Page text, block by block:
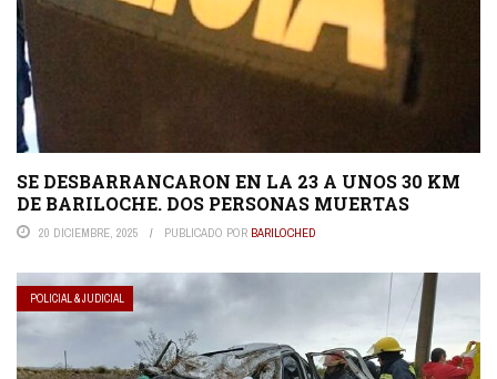
SE DESBARRANCARON EN LA 23 A UNOS 30 KM
DE BARILOCHE. DOS PERSONAS MUERTAS
20 DICIEMBRE, 2025 PUBLICADO POR BARILOCHED
POLICIAL & JUDICIAL